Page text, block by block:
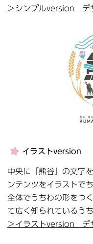
＞シンプルversion デ
イラストversion
中央に「熊谷」の文字
ンテンツをイラストで
全体でうちわの形をつ
て広く知られているう
＞イラストversion デ